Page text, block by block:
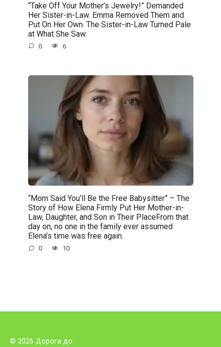
“Take Off Your Mother’s Jewelry!” Demanded
Her Sister-in-Law. Emma Removed Them and
Put On Her Own. The Sister-in-Law Turned Pale
at What She Saw.
0 6
“Mom Said You’ll Be the Free Babysitter” – The
Story of How Elena Firmly Put Her Mother-in-
Law, Daughter, and Son in Their PlaceFrom that
day on, no one in the family ever assumed
Elena’s time was free again.
0 10
© 2026 Дорога до